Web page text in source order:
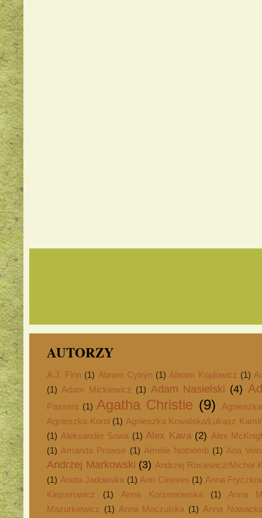
AUTORZY
A.J. Finn (1) Abram Cytryn (1) Abram Koplowicz (1)
(1) Adam Mickiewicz (1) Adam Nasielski (4)
Passent (1) Agatha Christie (9)
Agnieszka Korol (1) Agnieszka Kowalska/Łukasz
(1) Aleksander Sowa (1) Alex Kava (2) Alex
(1) Amanda Prowse (1) Amélie Nothomb (1) Ana
Andrzej Markowski (3) Andrzej Rosiewicz/Michał
(1) Aneta Jadowska (1) Ann Cleeves (1) Anna
Klejzerowicz
(1) Anna Korzeniowska (1)
Anna
Mazurkiewicz (1) Anna Moczulska (1) Anna